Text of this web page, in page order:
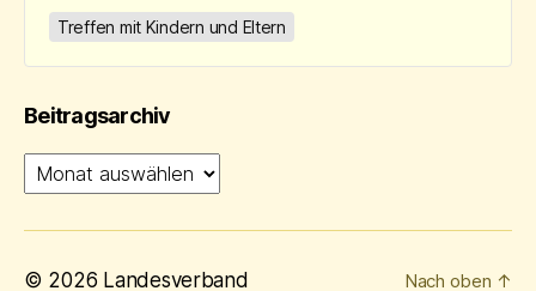
Treffen mit Kindern und Eltern
Beitragsarchiv
Beitragsarchiv
© 2026 Landesverband Nach oben ↑